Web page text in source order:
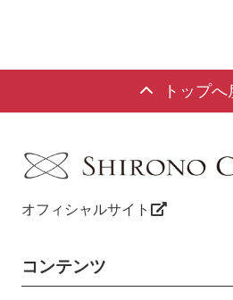
トップへ
オフィシャルサイト
コンテンツ